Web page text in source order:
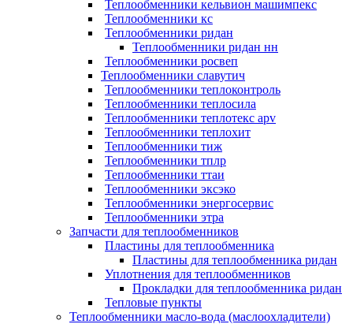
Теплообменники кельвион машимпекс
Теплообменники кс
Теплообменники ридан
Теплообменники ридан нн
Теплообменники росвеп
Теплообменники славутич
Теплообменники теплоконтроль
Теплообменники теплосила
Теплообменники теплотекс apv
Теплообменники теплохит
Теплообменники тиж
Теплообменники тплр
Теплообменники ттаи
Теплообменники эксэко
Теплообменники энергосервис
Теплообменники этра
Запчасти для теплообменников
Пластины для теплообменника
Пластины для теплообменника ридан
Уплотнения для теплообменников
Прокладки для теплообменника ридан
Тепловые пункты
Теплообменники масло-вода (маслоохладители)